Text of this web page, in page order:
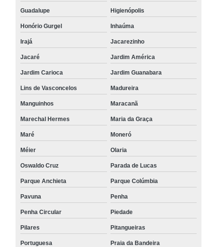
Guadalupe Higienópolis
Honório Gurgel Inhaúma
Irajá Jacarezinho
Jacaré Jardim América
Jardim Carioca Jardim Guanabara
Lins de Vasconcelos Madureira
Manguinhos Maracanã
Marechal Hermes Maria da Graça
Maré Moneró
Méier Olaria
Oswaldo Cruz Parada de Lucas
Parque Anchieta Parque Colúmbia
Pavuna Penha
Penha Circular Piedade
Pilares Pitangueiras
Portuguesa Praia da Bandeira